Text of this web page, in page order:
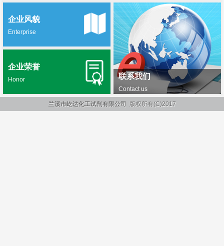
联系我们
Contact us
企业风貌
Enterprise
企业荣誉
Honor
兰溪市屹达化工试剂有限公司 版权所有(C)2017